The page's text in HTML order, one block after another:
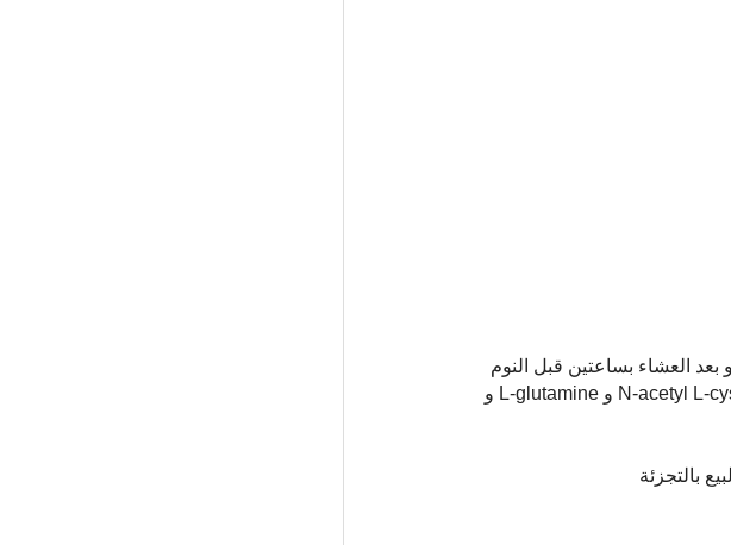
: L-lysine hydrochloride و L-arginine hydrochloride و Oxo-Proline و N-acetyl L-cysteine و L-glutamine و